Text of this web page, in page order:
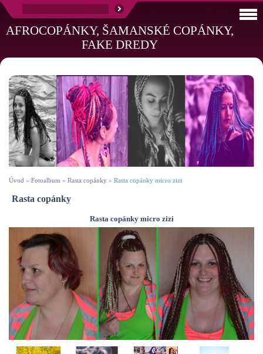
AFROCOPÁNKY, ŠAMANSKÉ COPÁNKY,
FAKE DREDY
Úvod » Fotoalbum » Rasta copánky » Rasta copánky micro zizi
Rasta copánky
Rasta copánky micro zizi